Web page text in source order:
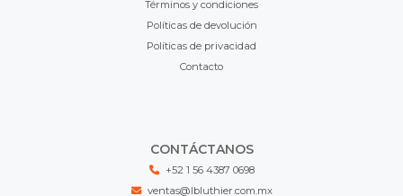
Términos y condiciones
Políticas de devolución
Políticas de privacidad
Contacto
CONTÁCTANOS
+52 1 56 4387 0698
ventas@lbluthier.com.mx